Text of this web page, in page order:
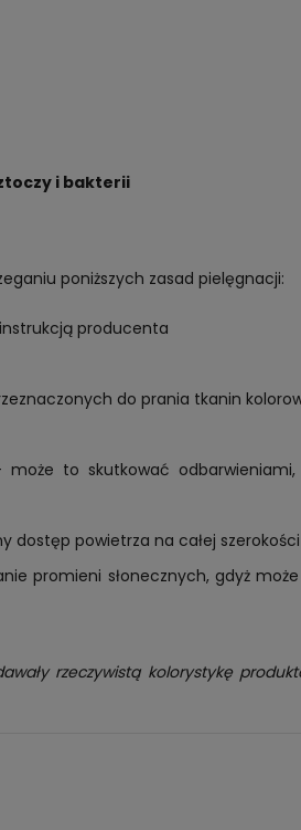
i bakterii
poniższych zasad pielęgnacji:
producenta
do prania tkanin
to skutkować
dostęp powietrza na całej
promieni słonecznych, gdyż
rzeczywistą kolorystykę